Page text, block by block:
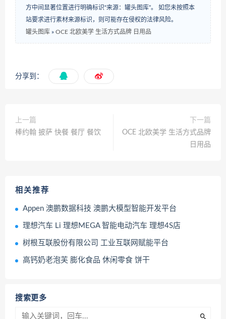
方中间显著位置进行明确标识“来源：罐头图库”。 如您未按照本
站要求进行素材来源标识，则可能存在侵权的法律风险。
罐头图库 » OCE 北欧美学 生活方式品牌 日用品
分享到：
上一篇
棒约翰 披萨 快餐 餐厅 餐饮
下一篇
OCE 北欧美学 生活方式品牌
日用品
相关推荐
Appen 澳鹏数据科技 澳鹏大模型智能开发平台
理想汽车 Li 理想MEGA 智能电动汽车 理想4S店
树根互联股份有限公司 工业互联网赋能平台
高钙奶老泡芙 膨化食品 休闲零食 饼干
搜索更多